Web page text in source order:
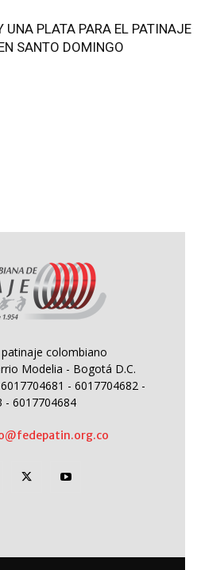
UNA PLATA PARA EL PATINAJE
SANTO DOMINGO
colombiano
Modelia - Bogotá D.C.
- 6017704682 -
- 6017704684